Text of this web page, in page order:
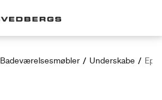
Badeværelsesmøbler / Underskabe /